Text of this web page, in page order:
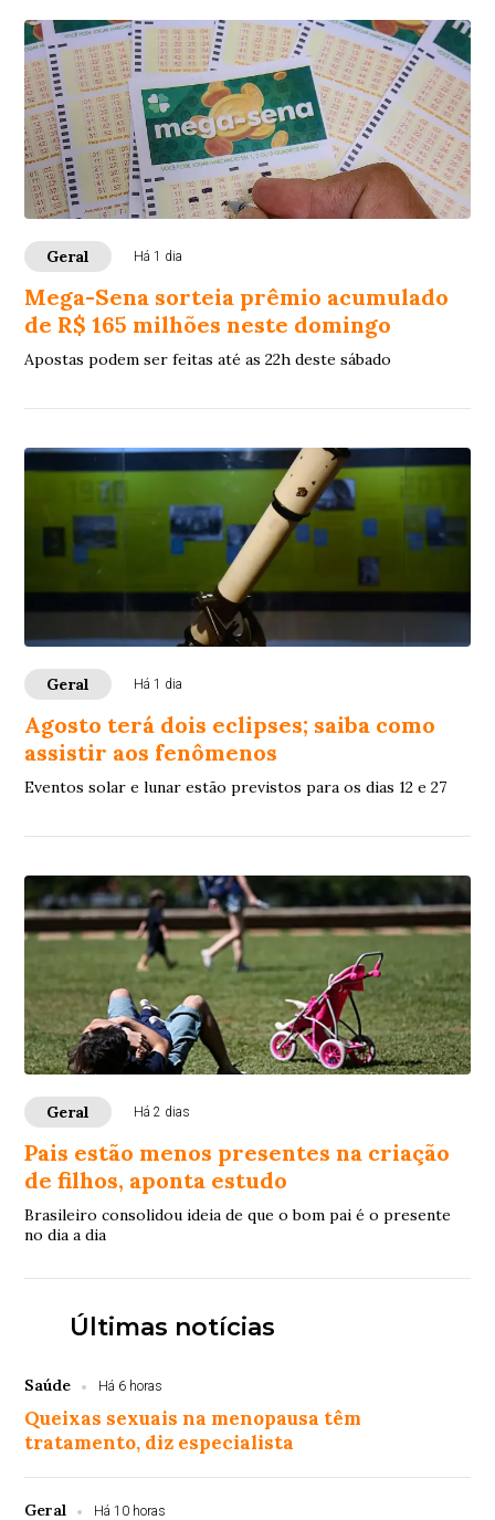
Geral Há 1 dia
Mega-Sena sorteia prêmio acumulado
de R$ 165 milhões neste domingo
Apostas podem ser feitas até as 22h deste sábado
Geral Há 1 dia
Agosto terá dois eclipses; saiba como
assistir aos fenômenos
Eventos solar e lunar estão previstos para os dias 12 e 27
Geral Há 2 dias
Pais estão menos presentes na criação
de filhos, aponta estudo
Brasileiro consolidou ideia de que o bom pai é o presente
no dia a dia
Últimas notícias
Saúde Há 6 horas
Queixas sexuais na menopausa têm
tratamento, diz especialista
Geral Há 10 horas